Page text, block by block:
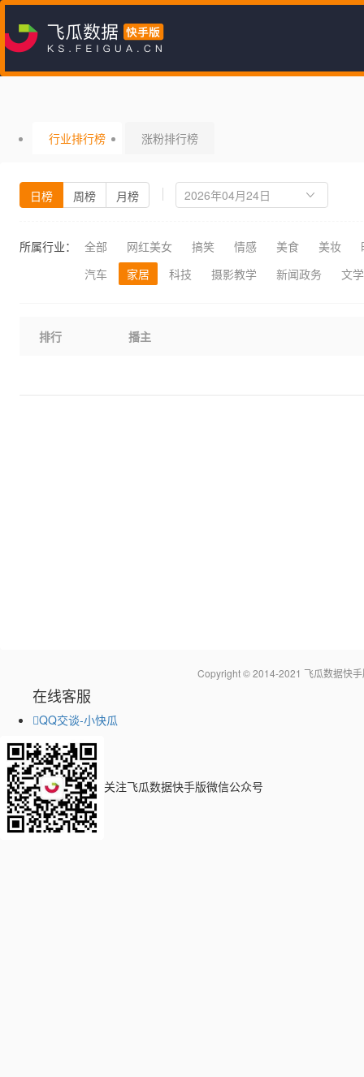
行业排行榜 涨粉排行榜
日榜 周榜 月榜
所属行业： 全部 网红美女 搞笑 情感 美食 美妆
汽车
家居 科技 摄影教学 新闻政务 文
排行 播主
Copyright © 2014-2021 飞瓜数据快
在线客服
QQ交谈-小快瓜
关注飞瓜数据快手版微信公众号